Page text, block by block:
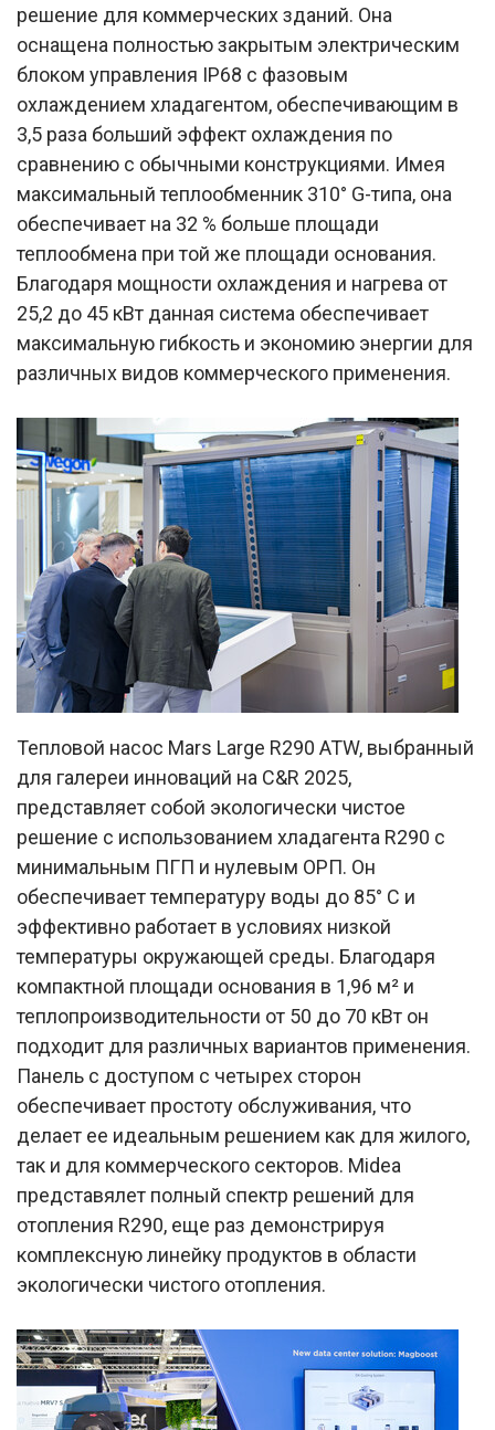
решение для коммерческих зданий. Она
оснащена полностью закрытым электрическим
блоком управления IP68 с фазовым
охлаждением хладагентом, обеспечивающим в
3,5 раза больший эффект охлаждения по
сравнению с обычными конструкциями. Имея
максимальный теплообменник 310° G-типа, она
обеспечивает на 32 % больше площади
теплообмена при той же площади основания.
Благодаря мощности охлаждения и нагрева от
25,2 до 45 кВт данная система обеспечивает
максимальную гибкость и экономию энергии для
различных видов коммерческого применения.
Тепловой насос Mars Large R290 ATW, выбранный
для галереи инноваций на C&R 2025,
представляет собой экологически чистое
решение с использованием хладагента R290 с
минимальным ПГП и нулевым ОРП. Он
обеспечивает температуру воды до 85° C и
эффективно работает в условиях низкой
температуры окружающей среды. Благодаря
компактной площади основания в 1,96 м² и
теплопроизводительности от 50 до 70 кВт он
подходит для различных вариантов применения.
Панель с доступом с четырех сторон
обеспечивает простоту обслуживания, что
делает ее идеальным решением как для жилого,
так и для коммерческого секторов. Midea
представялет полный спектр решений для
отопления R290, еще раз демонстрируя
комплексную линейку продуктов в области
экологически чистого отопления.